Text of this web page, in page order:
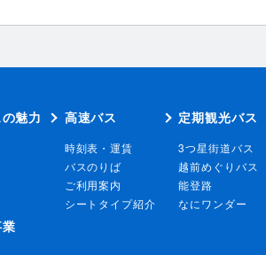
魅力 高速バス
時刻表・運賃
バスのりば
ご利用案内
シートタイプ紹介
定期観光バス
3つ星街道バス
越前めぐりバス
能登路
なにワンダー